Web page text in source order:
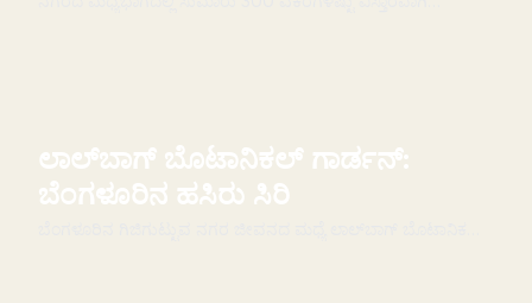
ಲಾಲ್‌ಬಾಗ್ ಬೊಟಾನಿಕಲ್ ಗಾರ್ಡನ್:
ಬೆಂಗಳೂರಿನ ಹಸಿರು ಸಿರಿ